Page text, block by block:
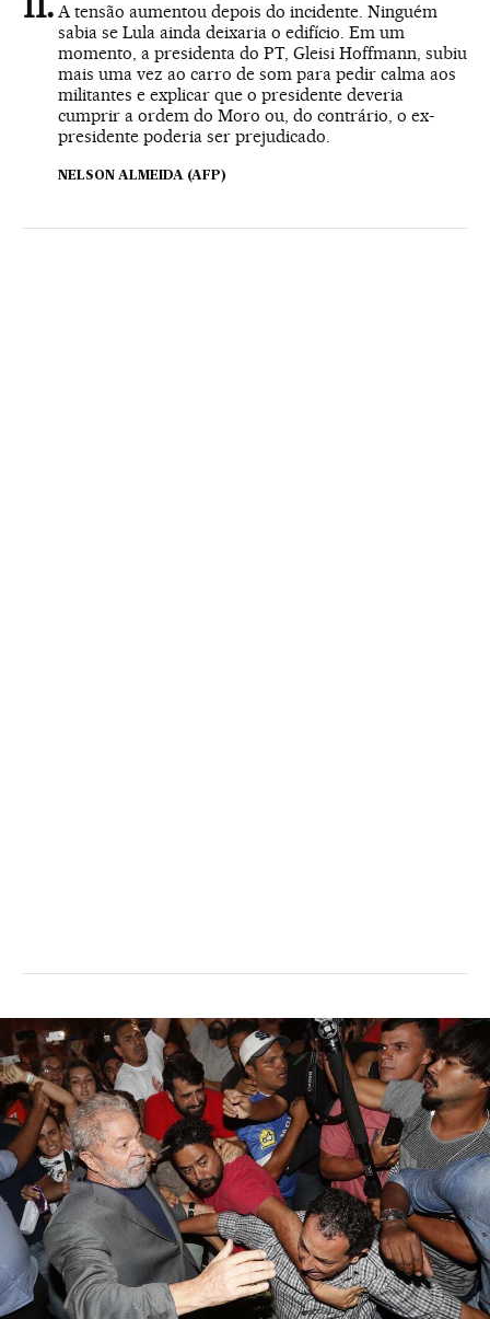
A tensão aumentou depois do incidente. Ninguém
sabia se Lula ainda deixaria o edifício. Em um
momento, a presidenta do PT, Gleisi Hoffmann, subiu
mais uma vez ao carro de som para pedir calma aos
militantes e explicar que o presidente deveria
cumprir a ordem do Moro ou, do contrário, o ex-
presidente poderia ser prejudicado.
NELSON ALMEIDA (AFP)